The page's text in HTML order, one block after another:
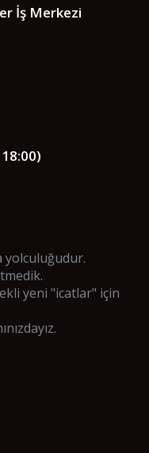
İş Merkezi
yolculuğudur.
yeni "icatlar" için